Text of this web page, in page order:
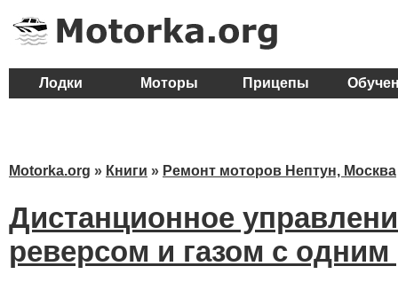
Лодки Моторы Прицепы
Motorka.org » Книги » Ремонт моторов Нептун, Москва
Дистанционное
реверсом и газом с